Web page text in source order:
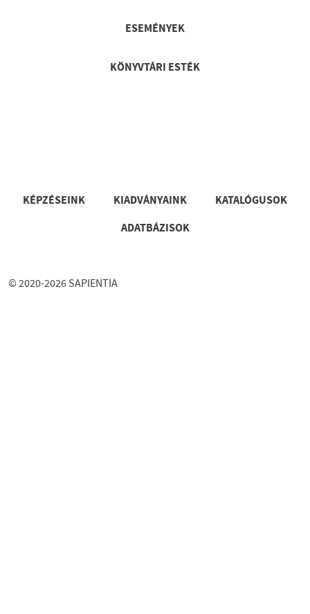
ESEMÉNYEK
KÖNYVTÁRI ESTÉK
Lábléc
KÉPZÉSEINK KIADVÁNYAINK
KATALÓGUSOK
ADATBÁZISOK
© 2020-2026 SAPIENTIA